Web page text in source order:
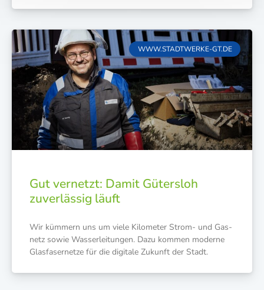
WWW.STADTWERKE-GT.DE
Gut vernetzt: Damit Gütersloh
zuverlässig läuft
Wir küm­mern uns um vie­le Kilo­me­ter Strom- und Gas­
netz sowie Was­ser­lei­tun­gen. Dazu kom­men moder­ne
Glas­fa­ser­net­ze für die digi­ta­le Zukunft der Stadt.